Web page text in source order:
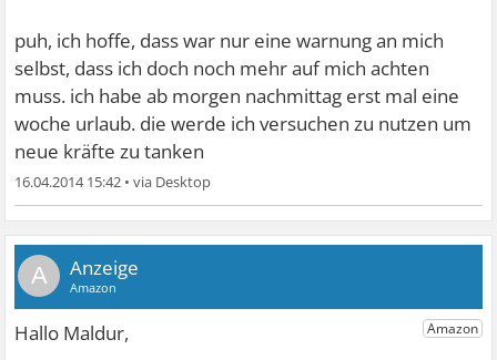
puh, ich hoffe, dass war nur eine warnung an mich
selbst, dass ich doch noch mehr auf mich achten
muss. ich habe ab morgen nachmittag erst mal eine
woche urlaub. die werde ich versuchen zu nutzen um
neue kräfte zu tanken
16.04.2014 15:42 •
A